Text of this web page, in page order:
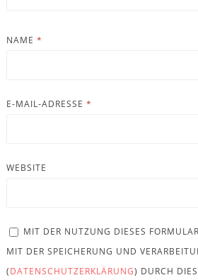
NAME *
E-MAIL-ADRESSE *
WEBSITE
MIT DER NUTZUNG DIESES
MIT DER SPEICHERUNG UND
(DATENSCHUTZERKLÄRUNG) DURCH